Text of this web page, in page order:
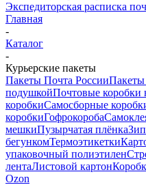
Экспедиторская расписка
Главная
-
Каталог
-
Курьерские пакеты
Пакеты Почта РоссииПакеты
подушкойПочтовые коробки
коробкиСамосборные
коробкиГофрокороба
мешкиПузырчатая плёнка
бегункомТермоэтикетки
упаковочный полиэтилен
лентаЛистовой картон
Ozon